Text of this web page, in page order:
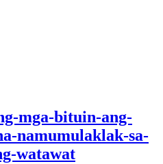
mga-bituin-ang-
namumulaklak-sa-
watawat